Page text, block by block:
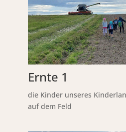
Ernte 1
die Kinder unseres
auf dem Feld